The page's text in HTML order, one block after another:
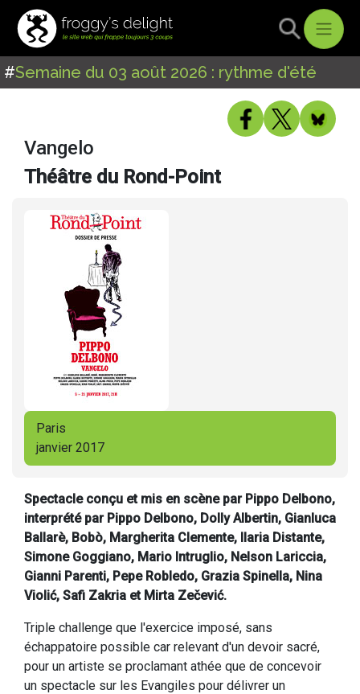
#Semaine du 03 août 2026 : rythme d'été
Vangelo
Théâtre du Rond-Point
Paris
janvier 2017
Spectacle conçu et mis en scène par Pippo Delbono,
interprété par Pippo Delbono, Dolly Albertin, Gianluca
Ballarè, Bobò, Margherita Clemente, Ilaria Distante,
Simone Goggiano, Mario Intruglio, Nelson Lariccia,
Gianni Parenti, Pepe Robledo, Grazia Spinella, Nina
Violić, Safi Zakria et Mirta Zečević.
Triple challenge que l'exercice imposé, sans
échappatoire possible car relevant d'un devoir sacré,
pour un artiste se proclamant athée que de concevoir
un spectacle sur les Evangiles pour délivrer un